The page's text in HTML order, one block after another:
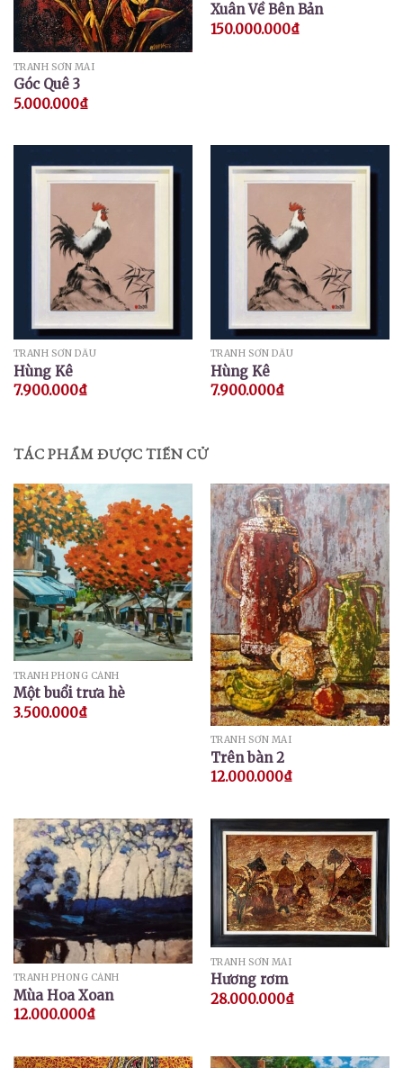
TRANH SƠN MÀI
Góc Quê 3
5.000.000₫
Xuân Về Bên Bản
150.000.000₫
TRANH SƠN DẦU
Hùng Kê
7.900.000₫
TRANH SƠN DẦU
Hùng Kê
7.900.000₫
TÁC PHẨM ĐƯỢC TIẾN CỬ
TRANH PHONG CẢNH
Một buổi trưa hè
3.500.000₫
TRANH SƠN MÀI
Trên bàn 2
12.000.000₫
TRANH PHONG CẢNH
Mùa Hoa Xoan
12.000.000₫
TRANH SƠN MÀI
Hương rơm
28.000.000₫